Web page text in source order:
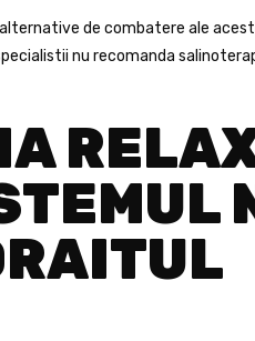
de combatere ale
nu recomanda